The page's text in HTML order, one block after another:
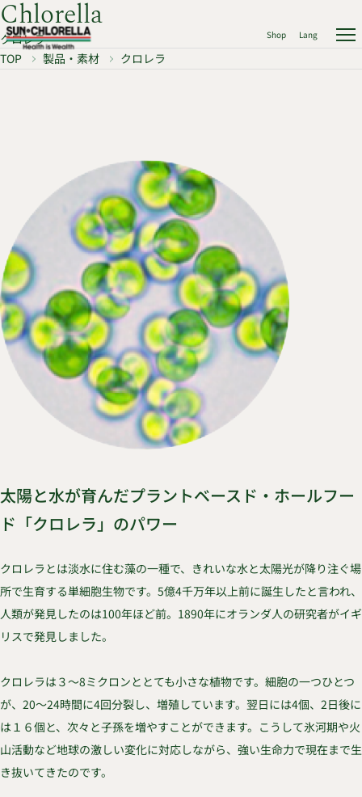
Shop Lang
Chlorella
クロレラ
TOP
製品・素材 クロレラ
太陽と水が育んだプラントベースド・ホールフー
ド「クロレラ」のパワー
クロレラとは淡水に住む藻の一種で、きれいな水と太陽光が降り注ぐ場
所で生育する単細胞生物です。5億4千万年以上前に誕生したと言われ、
人類が発見したのは100年ほど前。1890年にオランダ人の研究者がイギ
リスで発見しました。
クロレラは３～8ミクロンととても小さな植物です。細胞の一つひとつ
が、20～24時間に4回分裂し、増殖しています。翌日には4個、2日後に
は１６個と、次々と子孫を増やすことができます。こうして氷河期や火
山活動など地球の激しい変化に対応しながら、強い生命力で現在まで生
き抜いてきたのです。